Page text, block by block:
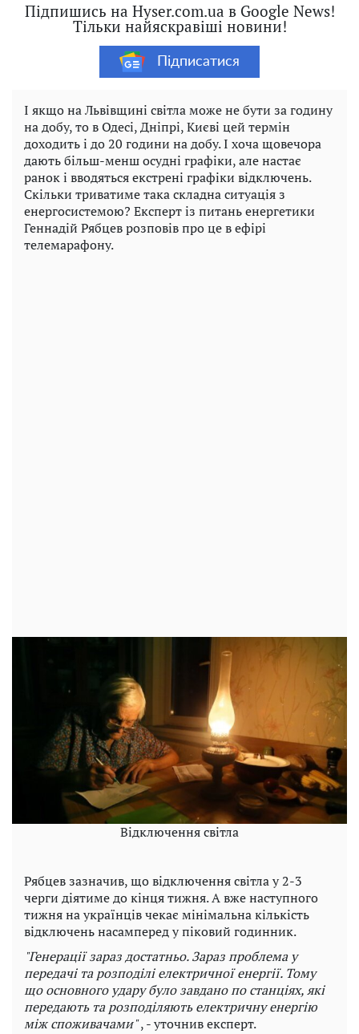
Підпишись на Hyser.com.ua в Google News!
Тільки найяскравіші новини!
Підписатися
І якщо на Львівщині світла може не бути за годину
на добу, то в Одесі, Дніпрі, Києві цей термін
доходить і до 20 години на добу. І хоча щовечора
дають більш-менш осудні графіки, але настає
ранок і вводяться екстрені графіки відключень.
Скільки триватиме така складна ситуація з
енергосистемою? Експерт із питань енергетики
Геннадій Рябцев розповів про це в ефірі
телемарафону.
Відключення світла
Рябцев зазначив, що відключення світла у 2-3
черги діятиме до кінця тижня. А вже наступного
тижня на українців чекає мінімальна кількість
відключень насамперед у піковий годинник.
"Генерації зараз достатньо. Зараз проблема у
передачі та розподілі електричної енергії. Тому
що основного удару було завдано по станціях, які
передають та розподіляють електричну енергію
між споживачами", - уточнив експерт.